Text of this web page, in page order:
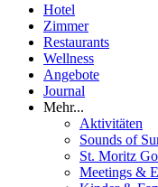
Hotel
Zimmer
Restaurants
Wellness
Angebote
Journal
Mehr...
Aktivitäten
Sounds of
St. Moritz
Meetings &